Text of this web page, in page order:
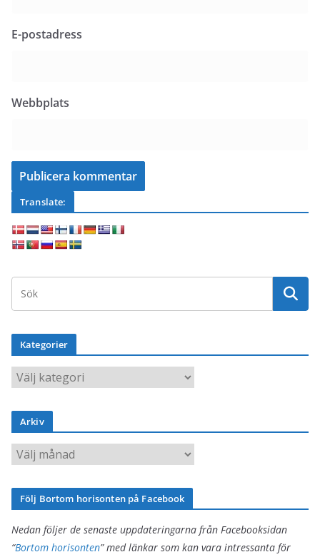
E-postadress
Webbplats
Translate:
Kategorier
K
a
t
g
o
r
Arkiv
A
r
k
v
Följ Bortom horisonten på Facebook
Nedan följer de senaste uppdateringarna från Facebooksidan
“Bortom horisonten” med länkar som kan vara intressanta för